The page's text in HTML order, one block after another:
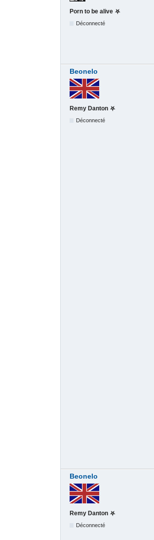
Porn to be alive ⛧
Déconnecté
Beonelo
Remy Danton ⛧
Déconnecté
Beonelo
Remy Danton ⛧
Déconnecté